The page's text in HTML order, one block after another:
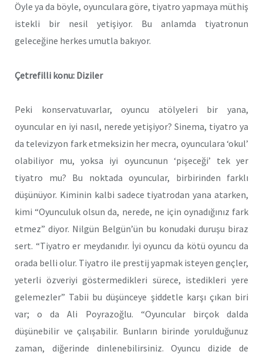
Öyle ya da böyle, oyunculara göre, tiyatro yapmaya müthiş
istekli bir nesil yetişiyor. Bu anlamda tiyatronun
geleceğine herkes umutla bakıyor.
Çetrefilli konu: Diziler
Peki konservatuvarlar, oyuncu atölyeleri bir yana,
oyuncular en iyi nasıl, nerede yetişiyor? Sinema, tiyatro ya
da televizyon fark etmeksizin her mecra, oyunculara ‘okul’
olabiliyor mu, yoksa iyi oyuncunun ‘pişeceği’ tek yer
tiyatro mu? Bu noktada oyuncular, birbirinden farklı
düşünüyor. Kiminin kalbi sadece tiyatrodan yana atarken,
kimi “Oyunculuk olsun da, nerede, ne için oynadığınız fark
etmez” diyor. Nilgün Belgün’ün bu konudaki duruşu biraz
sert. “Tiyatro er meydanıdır. İyi oyuncu da kötü oyuncu da
orada belli olur. Tiyatro ile prestij yapmak isteyen gençler,
yeterli özveriyi göstermedikleri sürece, istedikleri yere
gelemezler” Tabii bu düşünceye şiddetle karşı çıkan biri
var; o da Ali Poyrazoğlu. “Oyuncular birçok dalda
düşünebilir ve çalışabilir. Bunların birinde yorulduğunuz
zaman, diğerinde dinlenebilirsiniz. Oyuncu dizide de